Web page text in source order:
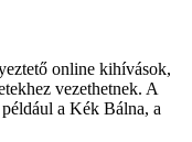
online kihívások,
vezethetnek. A
a Kék Bálna, a